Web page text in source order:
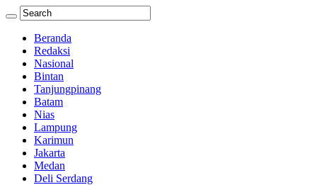
Beranda
Redaksi
Nasional
Bintan
Tanjungpinang
Batam
Nias
Lampung
Karimun
Jakarta
Medan
Deli Serdang